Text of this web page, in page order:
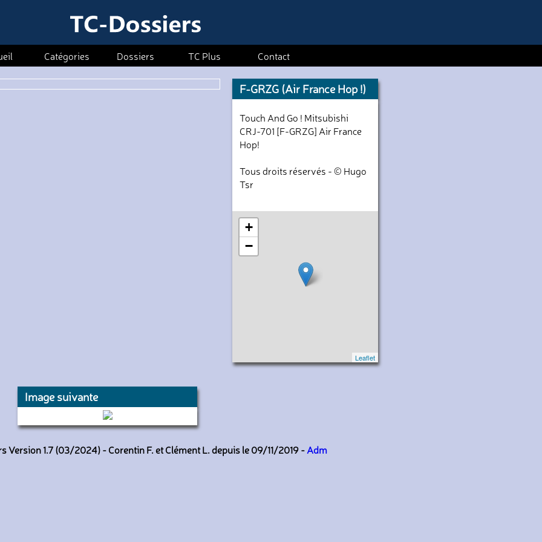
Catégories Dossiers TC Plus Contact
F-GRZG (Air France Hop !)
Touch And Go ! Mitsubishi
CRJ-701 [F-GRZG] Air France
Hop!
Tous droits réservés - © Hugo
Tsr
+
−
Leaflet
Image suivante
310 (Transdev CAP)
Version 1.7 (03/2024) - Corentin F. et Clément L. depuis le 09/11/2019 -Adm